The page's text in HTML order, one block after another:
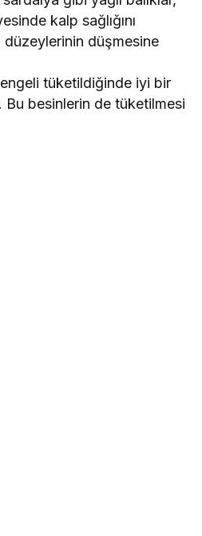
kalp sağlığını
düşmesine
tüketildiğinde iyi bir
besinlerin de tüketilmesi